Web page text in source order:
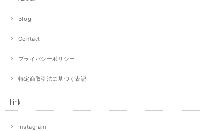
Blog
Contact
プライバシーポリシー
特定商取引法に基づく表記
Link
Instagram